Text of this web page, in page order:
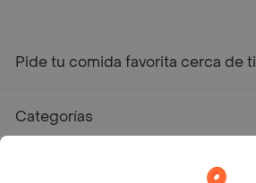
Pide tu comida favorita cerca de ti
Categorías